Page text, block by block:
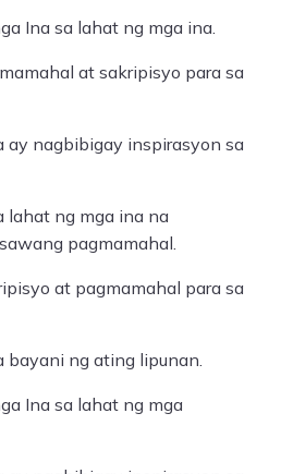
Ina sa lahat ng mga ina.
at sakripisyo para sa
ay nagbibigay inspirasyon sa
lahat ng mga ina na
pagmamahal.
at pagmamahal para sa
bayani ng ating lipunan.
Ina sa lahat ng mga